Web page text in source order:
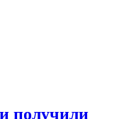
получили